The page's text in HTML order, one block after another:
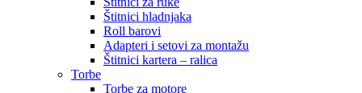
Štitnici hladnjaka
Roll barovi
Adapteri i setovi za montažu
Štitnici kartera – ralica
Torbe
Torbe za motore